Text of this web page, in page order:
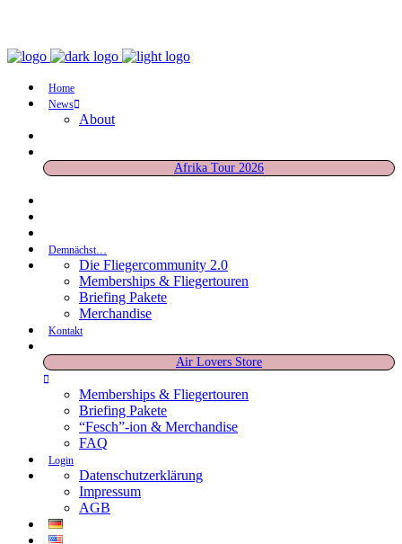
Home
News
About
Afrika Tour 2026
Demnächst…
Die Fliegercommunity 2.0
Memberships & Fliegertouren
Briefing Pakete
Merchandise
Kontakt
Air Lovers Store
Memberships & Fliegertouren
Briefing Pakete
“Fesch”-ion & Merchandise
FAQ
Login
Datenschutzerklärung
Impressum
AGB